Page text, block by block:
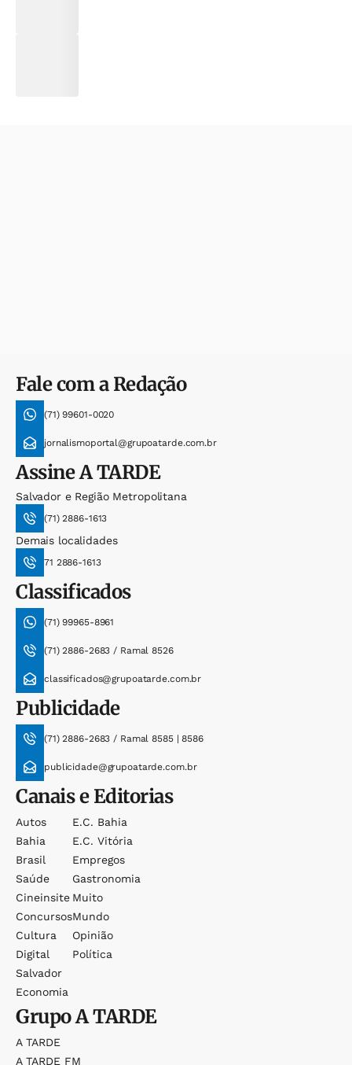
Fale com a Redação
(71) 99601-0020
jornalismoportal@grupoatarde.com.br
AssineA TARDE
Salvador e Região Metropolitana
(71) 2886-1613
Demais localidades
71 2886-1613
Classificados
(71) 99965-8961
(71) 2886-2683 / Ramal 8526
classificados@grupoatarde.com.br
Publicidade
(71) 2886-2683 / Ramal 8585 | 8586
publicidade@grupoatarde.com.br
Canais e Editorias
Autos
Bahia
Brasil
Saúde
Cineinsite
Concursos
Cultura
Digital
Salvador
Economia
E.c. Bahia
E.c. Vitória
Empregos
Gastronomia
Muito
Mundo
Opinião
Política
GrupoA TARDE
A TARDE
A TARDE FM